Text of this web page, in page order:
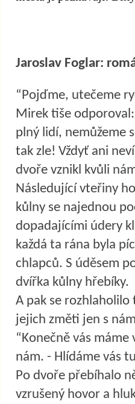
Jaroslav Foglar:
“Pojďme, utečeme
Mirek tiše
plný lidí, nemůžeme
tak zle! Vždyť ani
dvoře vznikl kvůli
Následující vteřiny
kůlny se najednou
dopadajícími údery
každá ta rána byla
chlapců. S úděsem
dvířka kůlny hřebíky.
A pak se rozhlaholilo
jejich změti jen s
“Konečně vás
nám. - Hlídáme vás
Po dvoře přebíhalo
vzrušený hovor a